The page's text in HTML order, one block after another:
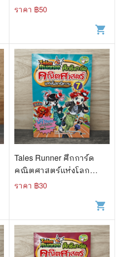
พระเทพฯ
ราคา ฿50
shopping_cart
Tales Runner ศึกการ์ด
คณิตศาสตร์แห่งโลก
นิทาน 7
ราคา ฿30
shopping_cart